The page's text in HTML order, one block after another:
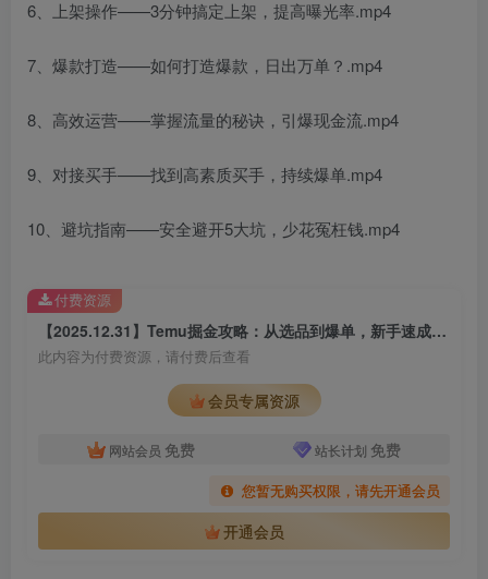
6、上架操作——3分钟搞定上架，提高曝光率.mp4
7、爆款打造——如何打造爆款，日出万单？.mp4
8、高效运营——掌握流量的秘诀，引爆现金流.mp4
9、对接买手——找到高素质买手，持续爆单.mp4
10、避坑指南——安全避开5大坑，少花冤枉钱.mp4
【2025.12.31】Temu掘金攻略：从选品到爆单，新手速成月入5000+秘籍
此内容为付费资源，请付费后查看
会员专属资源
网站会员 免费 站长计划 免费
您暂无购买权限，请先开通会员
开通会员
付费资源